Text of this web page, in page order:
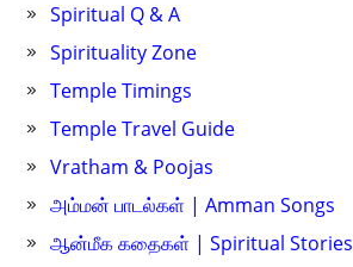
Spiritual Q & A
Spirituality Zone
Temple Timings
Temple Travel Guide
Vratham & Poojas
அம்மன் பாடல்கள் | Amman Songs
ஆன்மீக கதைகள் | Spiritual Stories